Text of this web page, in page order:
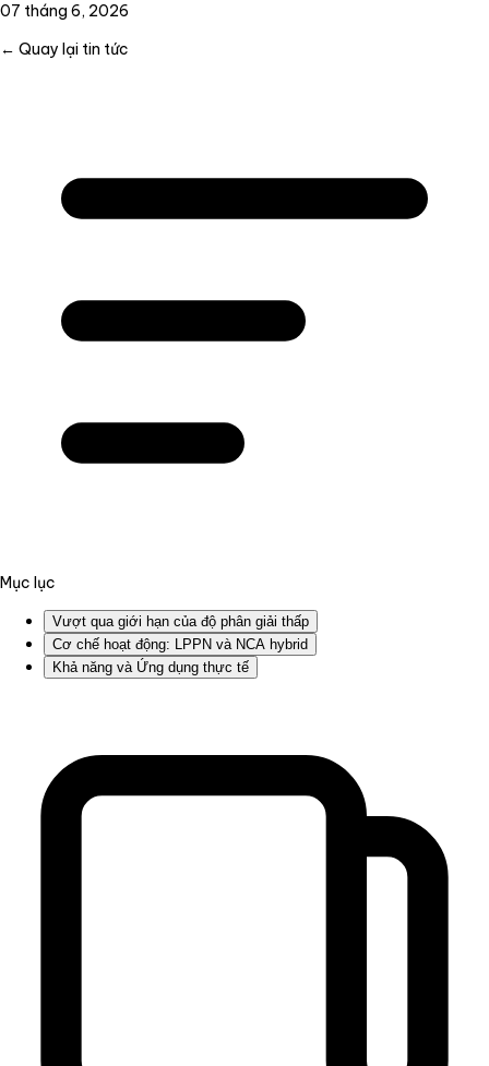
07 tháng 6, 2026
← Quay lại tin tức
Mục lục
Vượt qua giới hạn của độ phân giải thấp
Cơ chế hoạt động: LPPN và NCA hybrid
Khả năng và Ứng dụng thực tế